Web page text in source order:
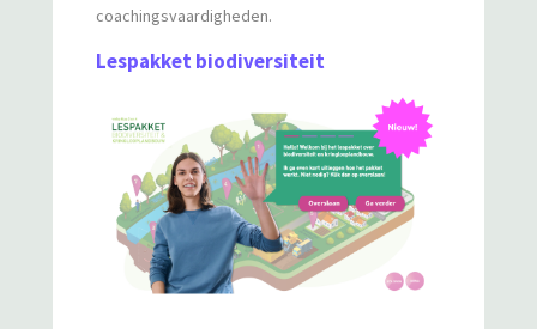
coachingsvaardigheden.
Lespakket biodiversiteit